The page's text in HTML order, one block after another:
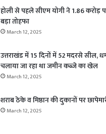
होली से पहले सीएम योगी ने 1.86 करोड़
बड़ा तोहफा
March 12, 2025
उत्तराखंड में 15 दिनों में 52 मदरसे सील,
चलाया जा रहा था जमीन कब्जे का खेल
March 12, 2025
शराब ठेके व मिष्ठान की दुकानों पर
March 12, 2025